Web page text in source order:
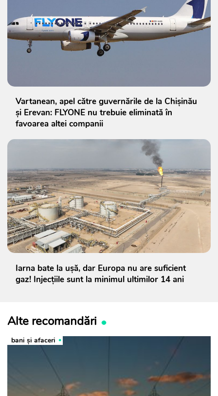
Vartanean, apel către guvernările de la Chișinău
și Erevan: FLYONE nu trebuie eliminată în
favoarea altei companii
Iarna bate la ușă, dar Europa nu are suficient
gaz! Injecțiile sunt la minimul ultimilor 14 ani
Alte recomandări
bani și afaceri